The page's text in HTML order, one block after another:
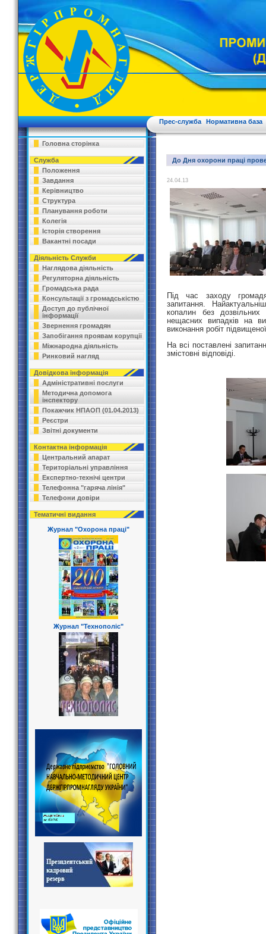
Прес-служба Нормативна база
Головна сторінка
Служба
Положення
Завдання
Керівництво
Структура
Планування роботи
Колегія
Історія створення
Вакантні посади
Діяльність Служби
Наглядова діяльність
Регуляторна діяльність
Громадська рада
Консультації з громадськістю
Доступ до публічної
інформації
Звернення громадян
Запобігання проявам корупції
Міжнародна діяльність
Ринковий нагляд
Довідкова інформація
Адміністративні послуги
Методична допомога
інспектору
Покажчик НПАОП (01.04.2013)
Реєстри
Звітні документи
Контактна інформація
Центральний апарат
Територіальні управління
Експертно-технічі центри
Телефонна "гаряча лінія"
Телефони довіри
Тематичні видання
Журнал "Охорона праці"
Журнал "Технополіс"
До Дня охорони праці
24.04.13
Під час заходу
запитання.
копалин без дозвільних
нещасних випадків на
виконання робіт
На всі поставлені
змістовні відповіді.